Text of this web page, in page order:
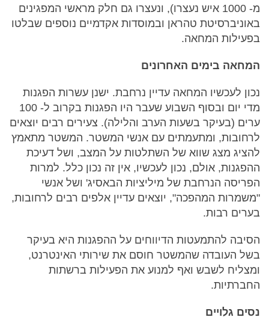
מ- 1000 איש נעצרו), ונעצרו גם חלק מראשי המפגינים
באוניברסיטת טהראן ובמוסדות אקדמיים נוספים שבלטו
בפעילות המחאה.
המחאה בימים האחרונים
נכון לעכשיו המחאה עדיין נרחבת. ישנן עשרות הפגנות
מדי יום ובסוף השבוע שעבר היו הפגנות בקרוב ל- 100
ערים (בעיקר בשעות הערב והלילה). צעירים רבים יוצאים
לרחובות, ומתעמתים עם אנשי המשטר. המשטר מתאמץ
להציג מצג שווא של השתלטות על המצב, ושל דעיכת
ההפגנות, אולם, נכון לעכשיו, אין זה נכון כלל. למרות
הפריסה הנרחבת של מיליציות הבאסיג' ושל אנשי
"משמרות המהפכה", יוצאים עדיין אלפים רבים לרחובות,
בערים רבות.
הסיבה להתמעטות הדיווחים על ההפגנות היא בעיקר
בשל העובדה שהמשטר חוסם את שירותי האינטרנט,
ומצליח לשבש ואף למנוע את הפעילות ברשתות
החברתיות.
נסים גלויים